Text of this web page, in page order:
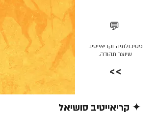
💬
פסיכולוגיה וקריאייטיב
שיוצר תהודה.
>>
✦ קריאייטיב סושיאל